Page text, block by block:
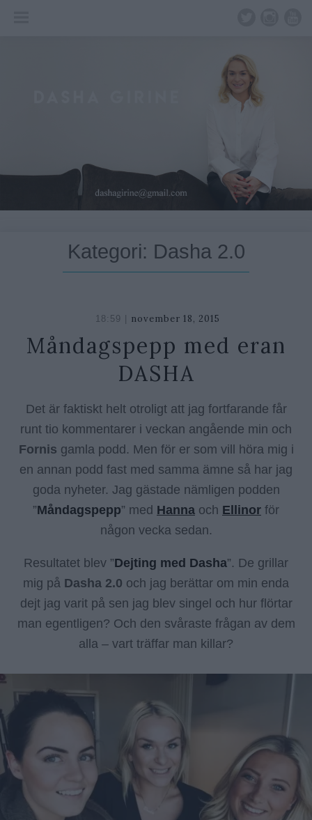
Kategori: Dasha 2.0
18:59 | november 18, 2015
2018
Måndagspepp med eran
DASHA
Det är faktiskt helt otroligt att jag fortfarande får
runt tio kommentarer i veckan angående min och
Fornis gamla podd. Men för er som vill höra mig i
en annan podd fast med samma ämne så har jag
goda nyheter. Jag gästade nämligen podden
”Måndagspepp” med Hanna och Ellinor för
någon vecka sedan.
Resultatet blev ”Dejting med Dasha”. De grillar
mig på Dasha 2.0 och jag berättar om min enda
dejt jag varit på sen jag blev singel och hur flörtar
man egentligen? Och den svåraste frågan av dem
alla – vart träffar man killar?